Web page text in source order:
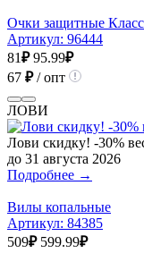
Очки защитные
Артикул: 96444
81₽ 95.99₽
67 ₽/ опт
ЛОВИ
Лови скидку! -30%
до 31 августа 2026
Подробнее →
Вилы копальные
Артикул: 84385
509₽ 599.99₽